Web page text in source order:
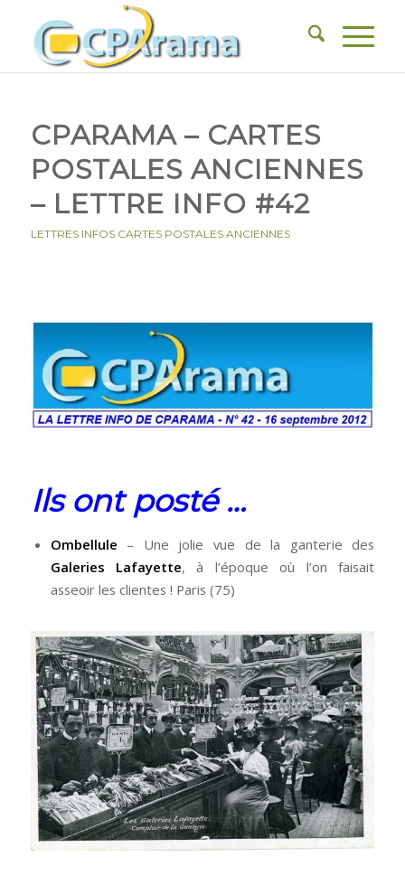
CPARAMA – CARTES
POSTALES ANCIENNES
– LETTRE INFO #42
LETTRES INFOS CARTES POSTALES ANCIENNES
Ils ont posté …
Ombellule – Une jolie vue de la ganterie des
Galeries Lafayette, à l’époque où l’on faisait
asseoir les clientes ! Paris (75)